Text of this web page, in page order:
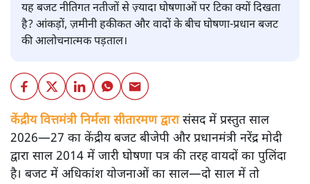
यह बजट नीतिगत नतीजों से ज़्यादा घोषणाओं पर टिका क्यों दिखता
है? आंकड़ों, ज़मीनी हकीकत और वादों के बीच घोषणा-प्रधान बजट
की आलोचनात्मक पड़ताल।
केंद्रीय वित्तमंत्री निर्मला सीतारमण द्वारासंसद में प्रस्तुत साल
2026—27 का केंद्रीय बजट बीजेपी और प्रधानमंत्री नरेंद्र मोदी
द्वारा साल 2014 में जारी घोषणा पत्र की तरह वायदों का पुलिंदा
है। बजट में अधिकांश योजनाओं का साल—दो साल में तो